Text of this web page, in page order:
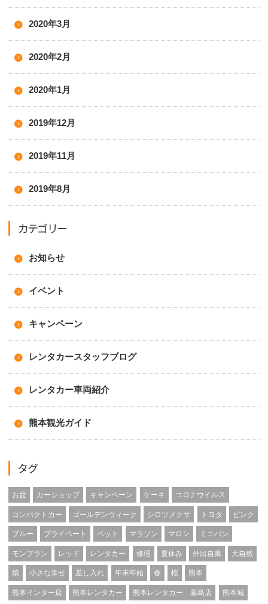
2020年3月
2020年2月
2020年1月
2019年12月
2019年11月
2019年8月
カテゴリー
お知らせ
イベント
キャンペーン
レンタカースタッフブログ
レンタカー車両紹介
熊本観光ガイド
タグ
お盆 カーショップ キャンペーン ケーキ コロナウイルス
コンパクトカー ゴールデンウィーク シロツメクサ トヨタ ピンク
ブルー プライベート ペット マラソン マロン ミニバン
モンブラン レッド レンタカー 修理 夏休み 外出自粛 大自然
娘 小さな幸せ 差し入れ 年末年始 春 桜 熊本
熊本インター店 熊本レンタカー 熊本レンタカー 嘉島店 熊本城